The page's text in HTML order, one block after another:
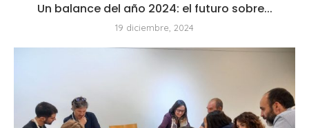
Un balance del año 2024: el futuro sobre...
19 diciembre, 2024